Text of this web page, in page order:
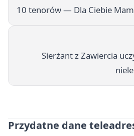
10 tenorów — Dla Ciebie
Sierżant z Zawiercia
Przydatne dane